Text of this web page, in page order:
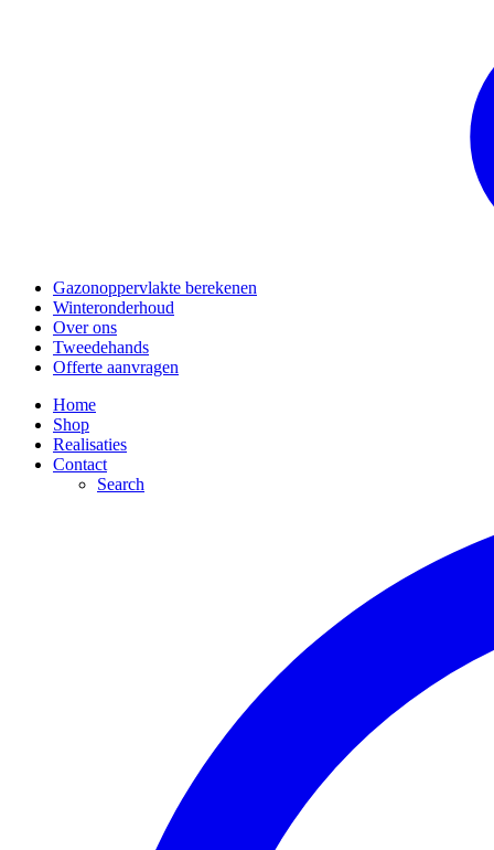
Gazonoppervlakte berekenen
Winteronderhoud
Over ons
Tweedehands
Offerte aanvragen
Home
Shop
Realisaties
Contact
Search